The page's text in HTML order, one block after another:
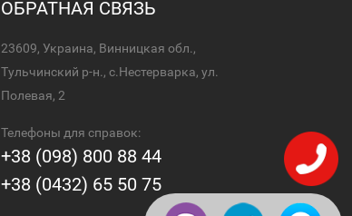
ОБРАТНАЯ СВЯЗЬ
23609, Украина, Винницкая обл.,
Тульчинский р-н., с.Нестерварка, ул.
Полевая, 2
Телефоны для справок:
+38 (098) 800 88 44
+38 (0432) 65 50 75